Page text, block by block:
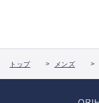
トップ メンズ